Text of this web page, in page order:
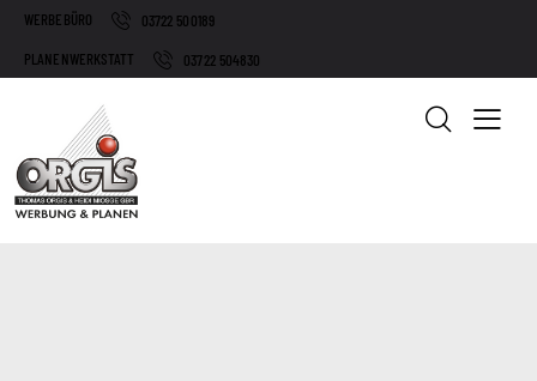
WERBEBÜRO
03722 500189
PLANENWERKSTATT
03722 504830